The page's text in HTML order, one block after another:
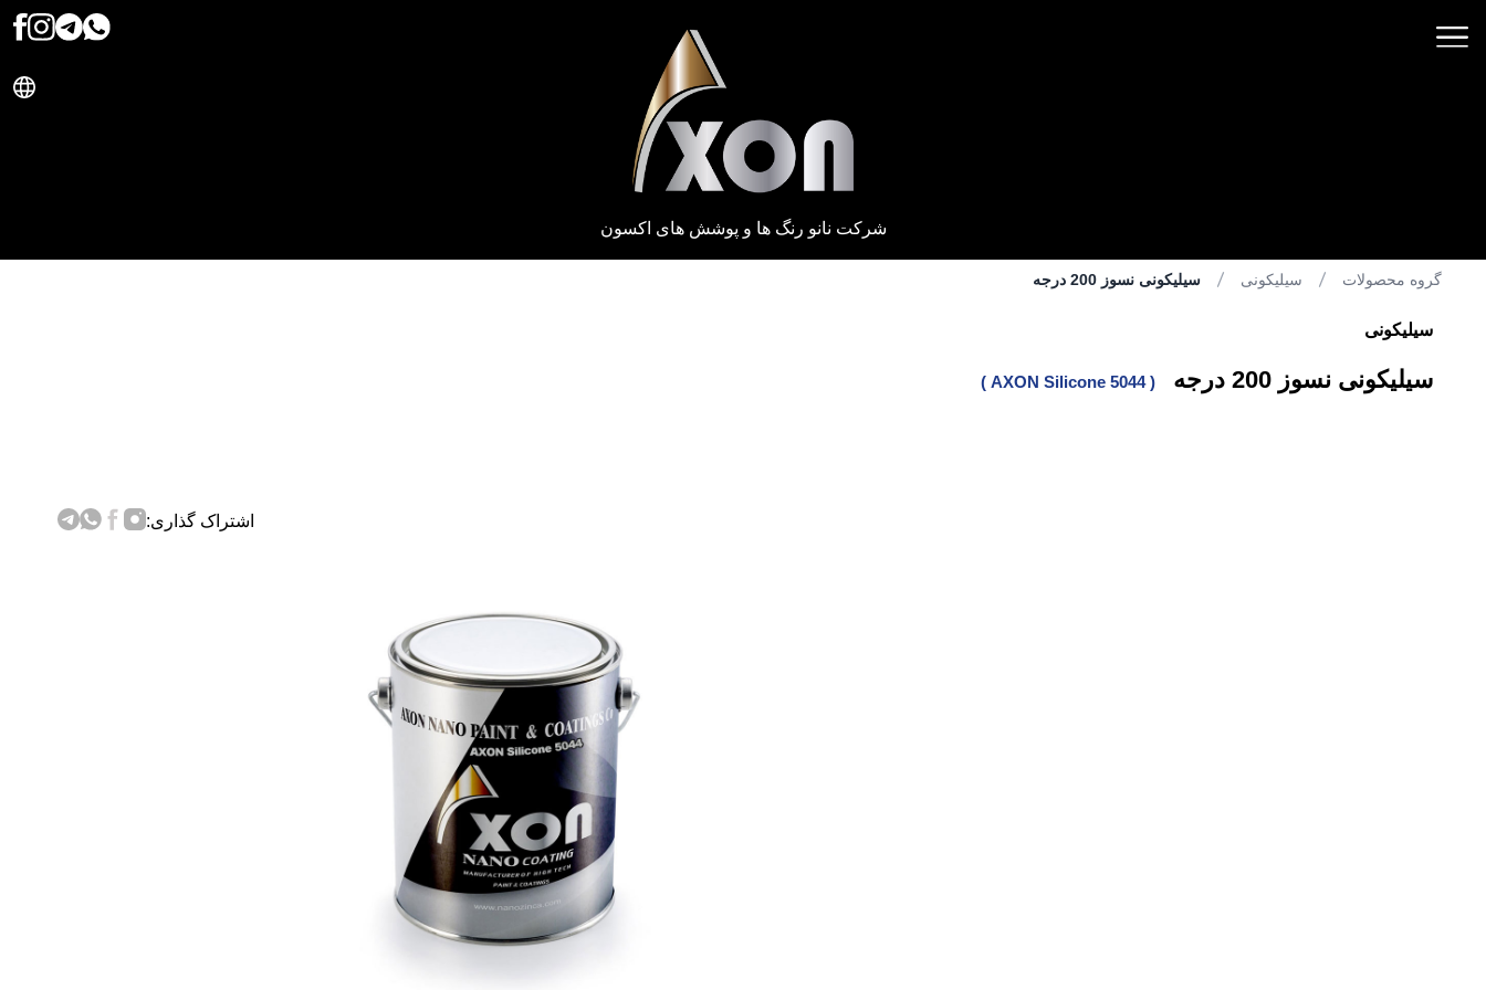
شرکت نانو رنگ ها و پوشش های اکسون
گروه محصولات سیلیکونی سیلیکونی نسوز 200 درجه
سیلیکونی
سیلیکونی نسوز 200 درجه (
AXON Silicone 5044
)
اشتراک گذاری: